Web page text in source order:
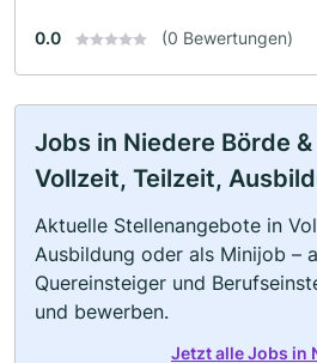
0.0 (0 Bewertungen)
Jobs in Niedere Börde
Vollzeit, Teilzeit,
Aktuelle Stellenangebote in
Ausbildung oder als Minijob –
Quereinsteiger und
und bewerben.
Jetzt alle Jobs in